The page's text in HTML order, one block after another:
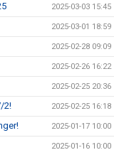
2025-03-03 15:45
2025-03-01 18:59
2025-02-28 09:09
2025-02-26 16:22
2025-02-25 20:36
2! 2025-02-25 16:18
2025-01-17 10:00
2025-01-16 10:00